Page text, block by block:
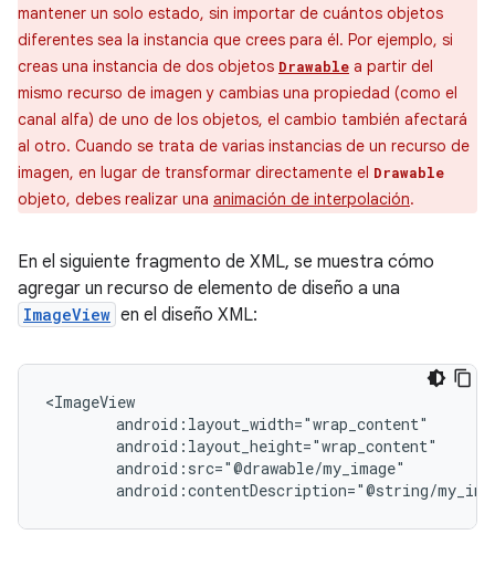
mantener un solo estado, sin importar de cuántos objetos
diferentes sea la instancia que crees para él. Por ejemplo, si
creas una instancia de dos objetos Drawable a partir del
mismo recurso de imagen y cambias una propiedad (como el
canal alfa) de uno de los objetos, el cambio también afectará
al otro. Cuando se trata de varias instancias de un recurso de
imagen, en lugar de transformar directamente el Drawable
objeto, debes realizar una animación de interpolación.
En el siguiente fragmento de XML, se muestra cómo
agregar un recurso de elemento de diseño a una
ImageView en el diseño XML:
android:contentDescription="@string/